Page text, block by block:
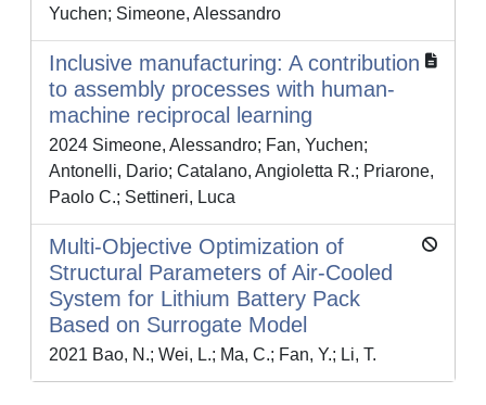
Yuchen; Simeone, Alessandro
Inclusive manufacturing: A contribution
to assembly processes with human-
machine reciprocal learning
2024 Simeone, Alessandro; Fan, Yuchen;
Antonelli, Dario; Catalano, Angioletta R.; Priarone,
Paolo C.; Settineri, Luca
Multi-Objective Optimization of
Structural Parameters of Air-Cooled
System for Lithium Battery Pack
Based on Surrogate Model
2021 Bao, N.; Wei, L.; Ma, C.; Fan, Y.; Li, T.